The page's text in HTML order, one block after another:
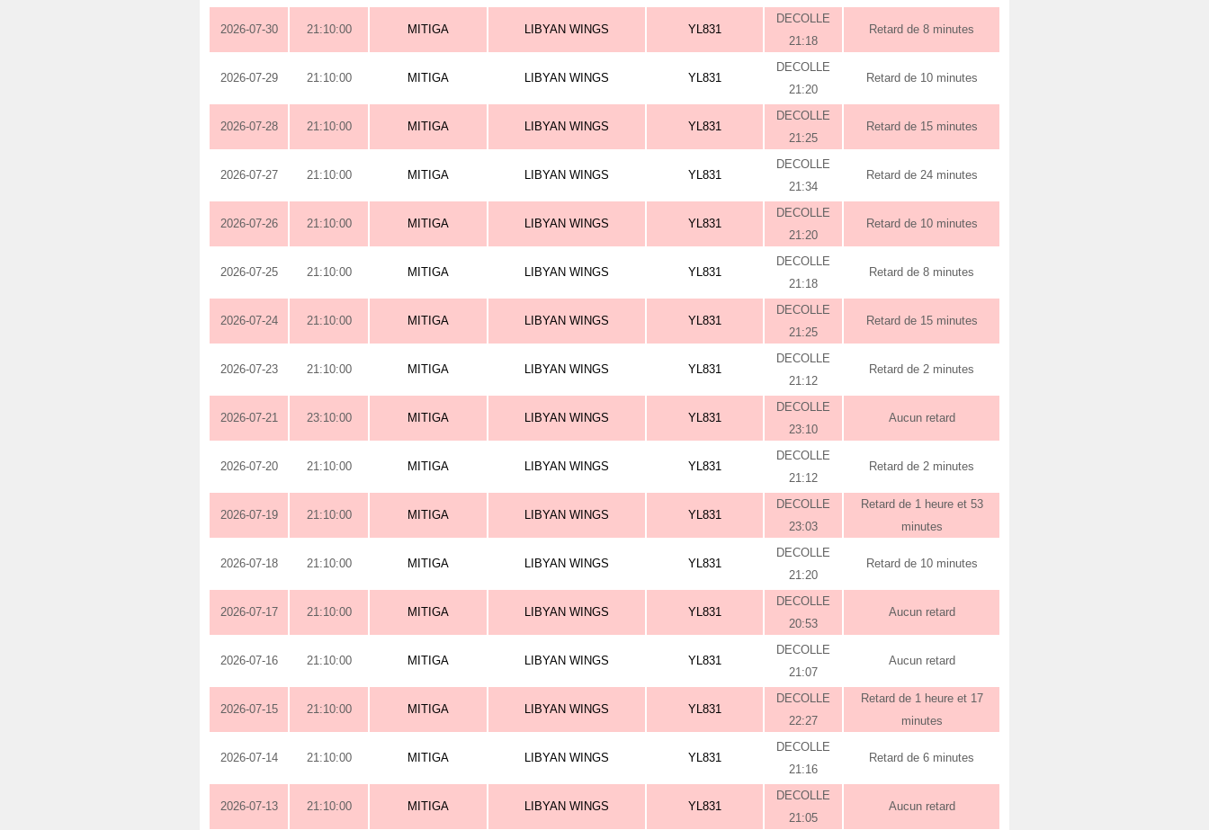
2026-07-30 21:10:00 MITIGA LIBYAN WINGS YL831
DECOLLE
21:18
Retard de 8 minutes
2026-07-29 21:10:00 MITIGA LIBYAN WINGS YL831
DECOLLE
21:20
Retard de 10 minutes
2026-07-28 21:10:00 MITIGA LIBYAN WINGS YL831
DECOLLE
21:25
Retard de 15 minutes
2026-07-27 21:10:00 MITIGA LIBYAN WINGS YL831
DECOLLE
21:34
Retard de 24 minutes
2026-07-26 21:10:00 MITIGA LIBYAN WINGS YL831
DECOLLE
21:20
Retard de 10 minutes
2026-07-25 21:10:00 MITIGA LIBYAN WINGS YL831
DECOLLE
21:18
Retard de 8 minutes
2026-07-24 21:10:00 MITIGA LIBYAN WINGS YL831
DECOLLE
21:25
Retard de 15 minutes
2026-07-23 21:10:00 MITIGA LIBYAN WINGS YL831
DECOLLE
21:12
Retard de 2 minutes
2026-07-21 23:10:00 MITIGA LIBYAN WINGS YL831
DECOLLE
23:10
Aucun retard
2026-07-20 21:10:00 MITIGA LIBYAN WINGS YL831
DECOLLE
21:12
Retard de 2 minutes
2026-07-19 21:10:00 MITIGA LIBYAN WINGS YL831
DECOLLE
23:03
Retard de 1 heure et 53
minutes
2026-07-18 21:10:00 MITIGA LIBYAN WINGS YL831
DECOLLE
21:20
Retard de 10 minutes
2026-07-17 21:10:00 MITIGA LIBYAN WINGS YL831
DECOLLE
20:53
Aucun retard
2026-07-16 21:10:00 MITIGA LIBYAN WINGS YL831
DECOLLE
21:07
Aucun retard
2026-07-15 21:10:00 MITIGA LIBYAN WINGS YL831
DECOLLE
22:27
Retard de 1 heure et 17
minutes
2026-07-14 21:10:00 MITIGA LIBYAN WINGS YL831
DECOLLE
21:16
Retard de 6 minutes
2026-07-13 21:10:00 MITIGA LIBYAN WINGS YL831
DECOLLE
21:05
Aucun retard